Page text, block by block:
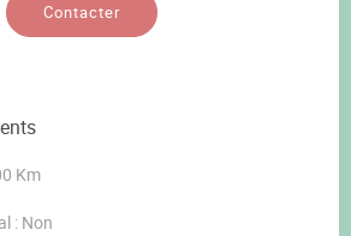
Contacter
Km
: Non